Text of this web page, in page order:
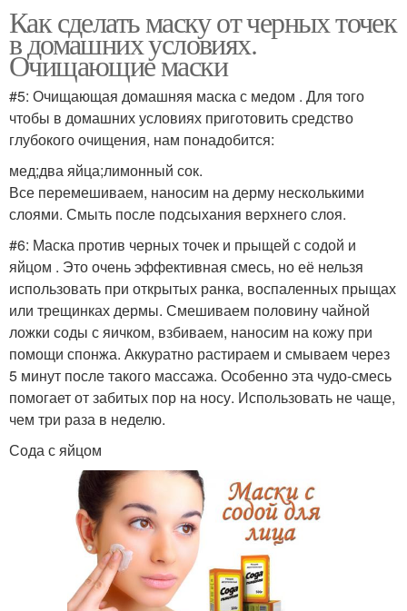
Маска с желатином
Маски из глины
активированного угля
Маски с углем Уголь в микроволновке
Активированные угли
Маска в домашних
условиях
Желатиновые маски
активированным углем
Точки без углей Уголь с алоэ
Как сделать маску от черных точек
в домашних условиях.
Очищающие маски
#5: Очищающая домашняя маска с медом . Для того
чтобы в домашних условиях приготовить средство
глубокого очищения, нам понадобится:
мед;два яйца;лимонный сок.
Все перемешиваем, наносим на дерму несколькими
слоями. Смыть после подсыхания верхнего слоя.
#6: Маска против черных точек и прыщей с содой и
яйцом . Это очень эффективная смесь, но её нельзя
использовать при открытых ранка, воспаленных прыщах
или трещинках дермы. Смешиваем половину чайной
ложки соды с яичком, взбиваем, наносим на кожу при
помощи спонжа. Аккуратно растираем и смываем через
5 минут после такого массажа. Особенно эта чудо-смесь
помогает от забитых пор на носу. Использовать не чаще,
чем три раза в неделю.
Сода с яйцом